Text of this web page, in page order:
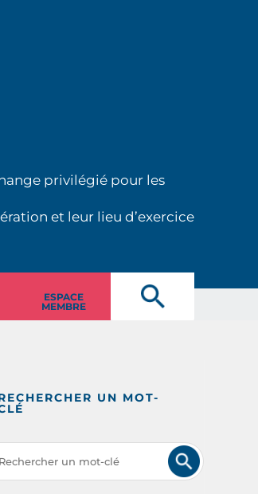
privilégié pour les
et leur lieu d’exercice
ESPACE
MEMBRE
UN MOT-